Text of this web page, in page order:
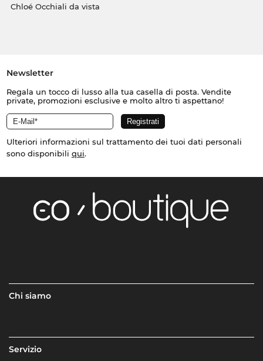
Chloé Occhiali da vista
Newsletter
Regala un tocco di lusso alla tua casella di posta. Vendite
private, promozioni esclusive e molto altro ti aspettano!
Ulteriori informazioni sul trattamento dei tuoi dati personali
sono disponibili qui.
Chi siamo
Servizio